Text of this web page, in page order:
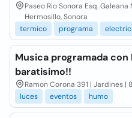
Paseo Rio Sonora Esq. Galeana
Hermosillo, Sonora
termico
programa
Musica programada con
baratisimo!!
Ramon Corona 391 | Jardines |
luces
eventos humo